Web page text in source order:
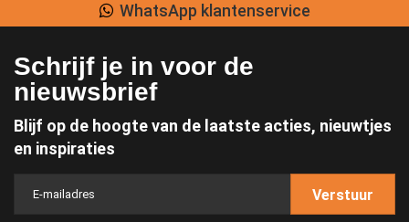
WhatsApp klantenservice
Schrijf je in voor de
nieuwsbrief
Blijf op de hoogte van de laatste acties, nieuwtjes
en inspiraties
Verstuur